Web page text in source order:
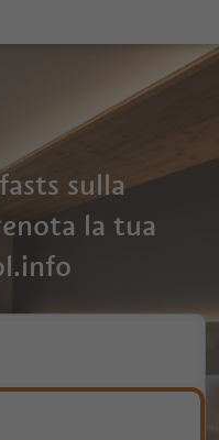
sulla
la tua